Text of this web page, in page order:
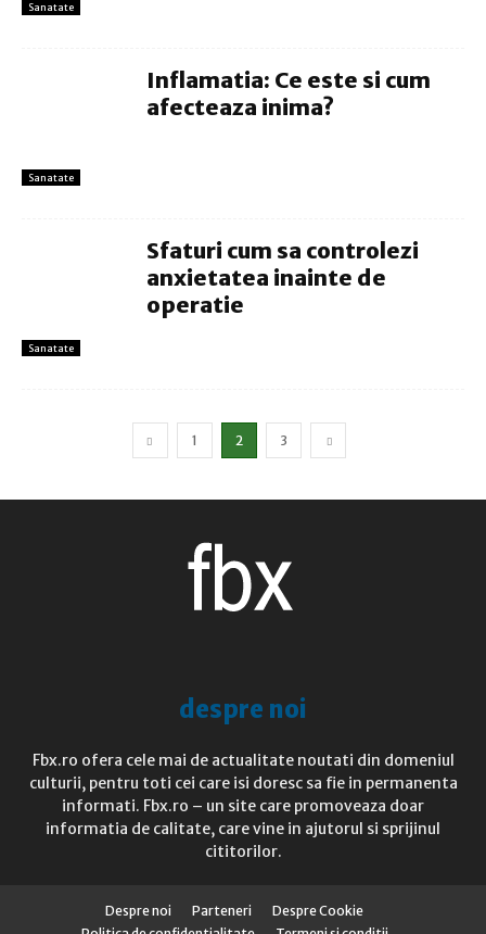
Sanatate
Sanatate
Inflamatia: Ce este si cum
afecteaza inima?
Sanatate
Sfaturi cum sa controlezi
anxietatea inainte de
operatie
1 2 3
despre noi
Fbx.ro ofera cele mai de actualitate noutati din domeniul
culturii, pentru toti cei care isi doresc sa fie in permanenta
informati. Fbx.ro – un site care promoveaza doar
informatia de calitate, care vine in ajutorul si sprijinul
cititorilor.
Despre noi Parteneri
Despre Cookie